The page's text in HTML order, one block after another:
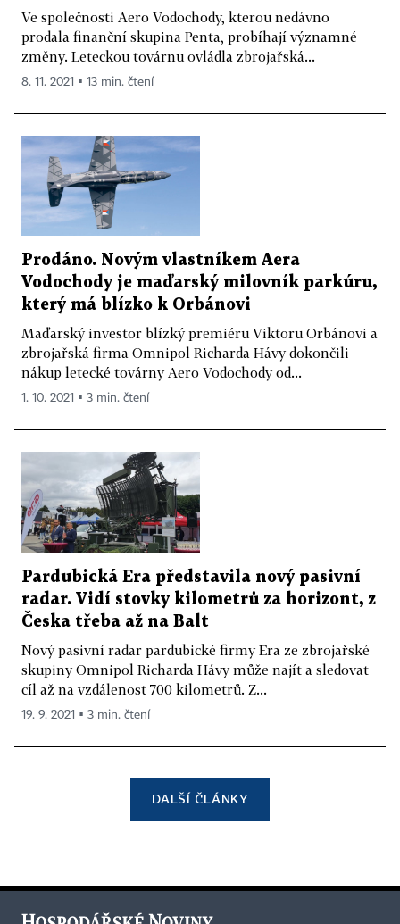
Ve společnosti Aero Vodochody, kterou nedávno
prodala finanční skupina Penta, probíhají významné
změny. Leteckou továrnu ovládla zbrojařská...
8. 11. 2021 ▪ 13 min. čtení
Prodáno. Novým vlastníkem Aera
Vodochody je maďarský milovník parkúru,
který má blízko k Orbánovi
Maďarský investor blízký premiéru Viktoru Orbánovi a
zbrojařská firma Omnipol Richarda Hávy dokončili
nákup letecké továrny Aero Vodochody od...
1. 10. 2021 ▪ 3 min. čtení
Pardubická Era představila nový pasivní
radar. Vidí stovky kilometrů za horizont, z
Česka třeba až na Balt
Nový pasivní radar pardubické firmy Era ze zbrojařské
skupiny Omnipol Richarda Hávy může najít a sledovat
cíl až na vzdálenost 700 kilometrů. Z...
19. 9. 2021 ▪ 3 min. čtení
DALŠÍ ČLÁNKY